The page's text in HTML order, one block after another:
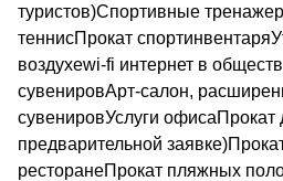
туристов)Спортивные
теннисПрокат
воздухеwi-fi интернет в
сувенировАрт-салон,
сувенировУслуги офисаПрокат
предварительной
ресторанеПрокат пляжных